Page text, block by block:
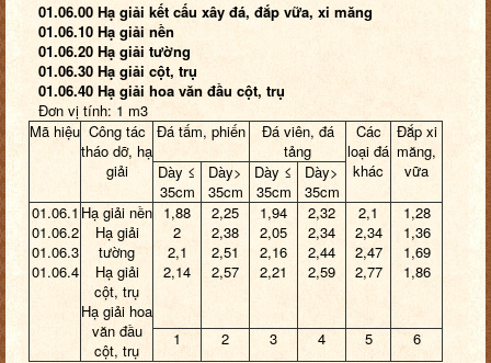
01.06.00 Hạ giải kết cấu xây đá, đắp vữa, xi măng
01.06.10 Hạ giải nền
01.06.20 Hạ giải tường
01.06.30 Hạ giải cột, trụ
01.06.40 Hạ giải hoa văn đầu cột, trụ
Đơn vị tính: 1 m3
Mã hiệu Công tác
tháo dỡ, hạ
giải
Đá tấm, phiến
Đá viên, đá
tảng
Các
loại đá
khác
Đắp xi
măng,
vữa
Dày ≤
35cm
Dày>
35cm
Dày ≤
35cm
Dày>
35cm
01.06.1
01.06.2
01.06.3
01.06.4
Hạ giải nền
Hạ giải
tường
Hạ giải
cột, trụ
Hạ giải hoa
văn đầu
cột, trụ
1,88
2
2,1
2,14
2,25
2,38
2,51
2,57
1,94
2,05
2,16
2,21
2,32
2,34
2,44
2,59
2,1
2,34
2,47
2,77
1,28
1,36
1,69
1,86
1 2 3 4 5 6